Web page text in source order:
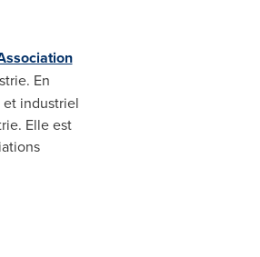
En
industriel
Elle est